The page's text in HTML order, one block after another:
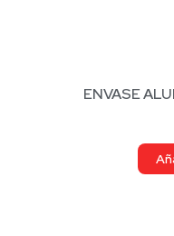
ENVASE